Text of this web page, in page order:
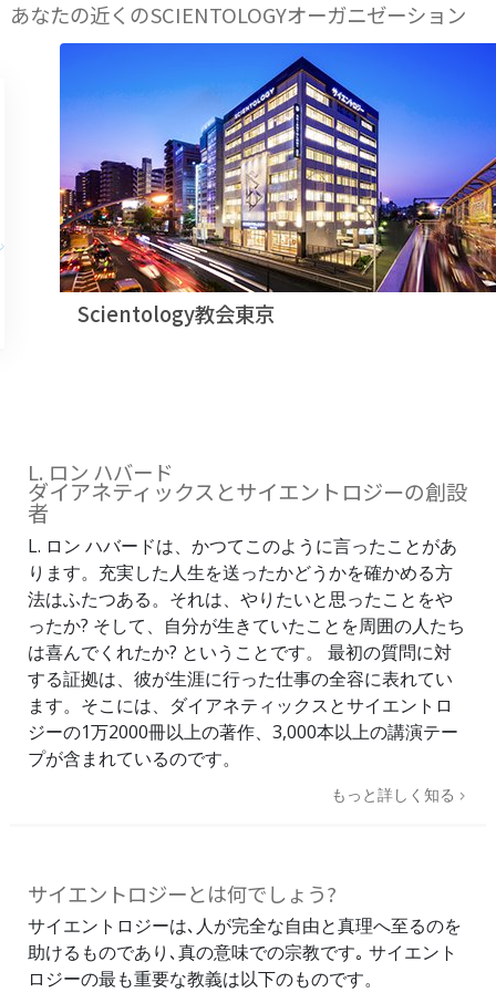
あなたの近くのSCIENTOLOGYオーガニゼーション
Scientology教会東京
L. ロン ハバード
ダイアネティックスとサイエントロジーの創設
者
L. ロン ハバードは、かつてこのように言ったことがあ
ります。充実した人生を送ったかどうかを確かめる方
法はふたつある。それは、やりたいと思ったことをや
ったか? そして、自分が生きていたことを周囲の人たち
は喜んでくれたか? ということです。 最初の質問に対
する証拠は、彼が生涯に行った仕事の全容に表れてい
ます。そこには、ダイアネティックスとサイエントロ
ジーの1万2000冊以上の著作、3,000本以上の講演テー
プが含まれているのです。
もっと詳しく知る
サイエントロジーとは何でしょう?
サイエントロジーは､人が完全な自由と真理へ至るのを
助けるものであり､真の意味での宗教です｡ サイエント
ロジーの最も重要な教義は以下のものです。